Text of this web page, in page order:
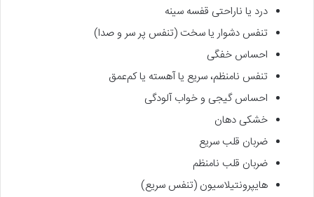
درد یا ناراحتی قفسه سینه
تنفس دشوار یا سخت (تنفس پر سر و صدا)
احساس خفگی
تنفس نامنظم، سریع یا آهسته یا کم‌عمق
احساس گیجی و خواب آلودگی
خشکی دهان
ضربان قلب سریع
ضربان قلب نامنظم
هایپرونتیلاسیون (تنفس سریع)